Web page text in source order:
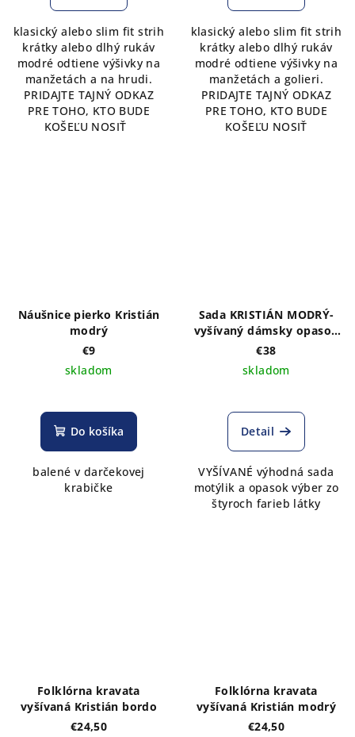
z
5
hviezdičiek.
klasický alebo slim fit strih
krátky alebo dlhý rukáv
modré odtiene výšivky na
manžetách a na hrudi.
PRIDAJTE TAJNÝ ODKAZ
PRE TOHO, KTO BUDE
KOŠEĽU NOSIŤ
klasický alebo slim fit strih
krátky alebo dlhý rukáv
modré odtiene výšivky na
manžetách a golieri.
PRIDAJTE TAJNÝ ODKAZ
PRE TOHO, KTO BUDE
KOŠEĽU NOSIŤ
Náušnice pierko Kristián
modrý
€9
skladom
Do košíka
balené v darčekovej
krabičke
Sada KRISTIÁN MODRÝ-
vyšívaný dámsky opasok
a pánsky motýlik - výber
€38
skladom
Detail
VYŠÍVANÉ výhodná sada
motýlik a opasok výber zo
štyroch farieb látky
Folklórna kravata
vyšívaná Kristián bordo
€24,50
Folklórna kravata
vyšívaná Kristián modrý
€24,50